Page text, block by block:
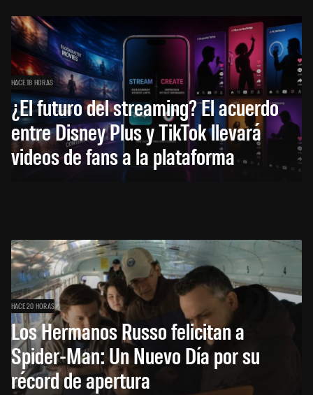
HACE 18 HORAS
¿El futuro del streaming? El acuerdo
entre Disney Plus y TikTok llevará
videos de fans a la plataforma
HACE 20 HORAS
Los Hermanos Russo felicitan a
Spider-Man: Un Nuevo Día por su
récord de apertura